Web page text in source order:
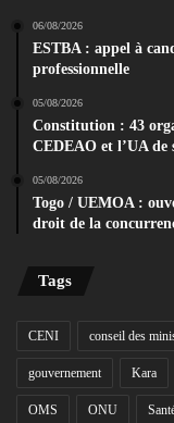
06/08/2026
ESTBA : appel à
professionnelle
05/08/2026
Constitution : 43
CEDEAO et l’UA de
05/08/2026
Togo / UEMOA :
droit de la
Tags
CENI conseil des
gouvernement Kara
OMS ONU